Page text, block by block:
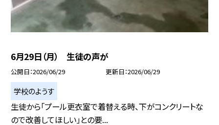
6月29日（月） 生徒の声が
公開日 2026/06/29 更新日 2026/06/29
学校のようす
生徒から「プール更衣室で着替える時、下がコンクリートな
ので改善してほしい」との要...